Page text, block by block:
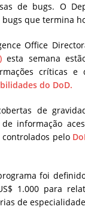
de bugs. O
que termina
Office
esta semana
críticas
do DoD.
de
informação
pelo
foi
1.000 para
de